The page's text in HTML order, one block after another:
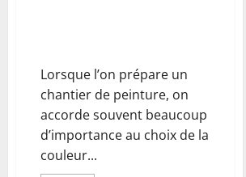
Lorsque l’on prépare un
chantier de peinture, on
accorde souvent beaucoup
d’importance au choix de la
couleur...